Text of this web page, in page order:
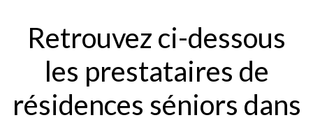
Retrouvez ci-dessous
les prestataires de
résidences séniors dans